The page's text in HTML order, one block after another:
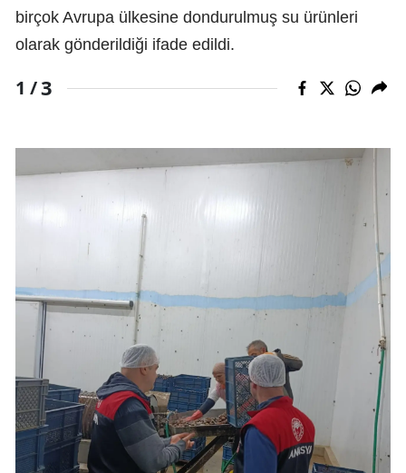
birçok Avrupa ülkesine dondurulmuş su ürünleri
olarak gönderildiği ifade edildi.
1 /3